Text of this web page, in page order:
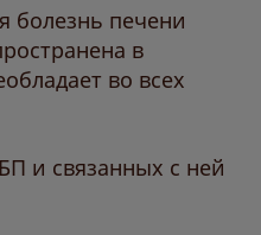
болезнь печени
в
во всех
и связанных с ней